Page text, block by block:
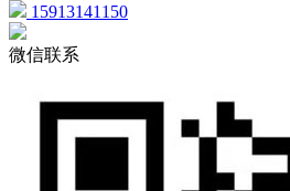
15913141150
微信联系